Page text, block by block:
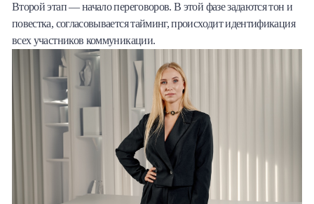
Второй этап — начало переговоров. В этой фазе задаются тон и
повестка, согласовывается тайминг, происходит идентификация
всех участников коммуникации.